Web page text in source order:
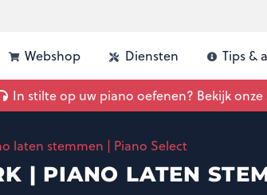
Webshop Diensten Tips &
In stilte op uw piano oefenen? Bekijk
laten stemmen | Piano Select
| PIANO LATEN